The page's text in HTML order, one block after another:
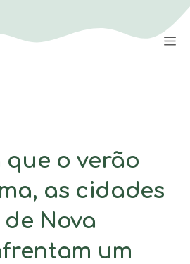
que o verão
as cidades
Nova
um